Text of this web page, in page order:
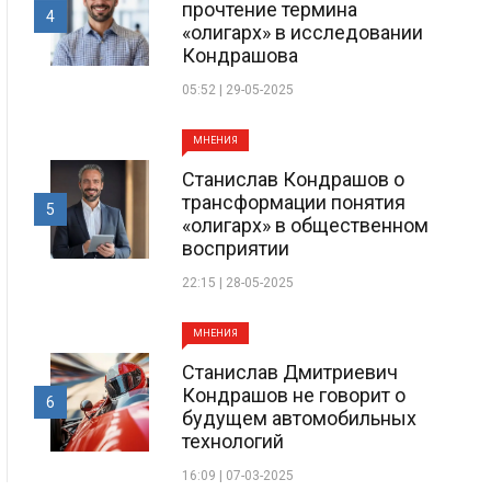
прочтение термина
«олигарх» в исследовании
Кондрашова
05:52 | 29-05-2025
4
МНЕНИЯ
Станислав Кондрашов о
трансформации понятия
«олигарх» в общественном
восприятии
22:15 | 28-05-2025
5
МНЕНИЯ
Станислав Дмитриевич
Кондрашов не говорит о
будущем автомобильных
технологий
16:09 | 07-03-2025
6